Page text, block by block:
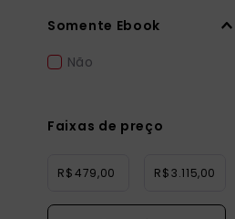
Somente Ebook
Não
Faixas de preço
R$ R$